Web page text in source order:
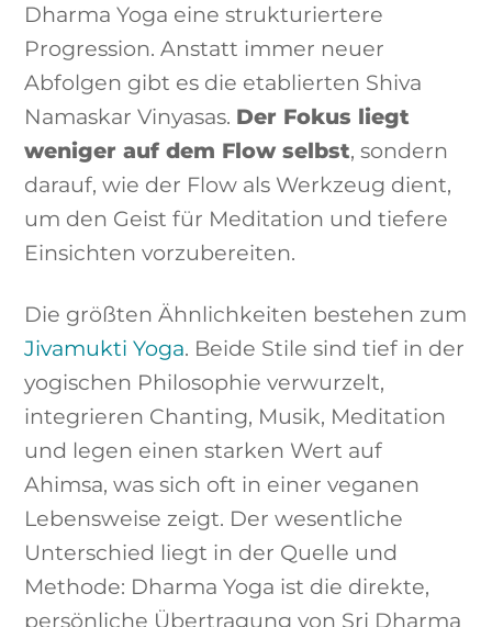
Dharma Yoga eine strukturiertere
Progression. Anstatt immer neuer
Abfolgen gibt es die etablierten Shiva
Namaskar Vinyasas. Der Fokus liegt
weniger auf dem Flow selbst, sondern
darauf, wie der Flow als Werkzeug dient,
um den Geist für Meditation und tiefere
Einsichten vorzubereiten.
Die größten Ähnlichkeiten bestehen zum
Jivamukti Yoga. Beide Stile sind tief in der
yogischen Philosophie verwurzelt,
integrieren Chanting, Musik, Meditation
und legen einen starken Wert auf
Ahimsa, was sich oft in einer veganen
Lebensweise zeigt. Der wesentliche
Unterschied liegt in der Quelle und
Methode: Dharma Yoga ist die direkte,
persönliche Übertragung von Sri Dharma